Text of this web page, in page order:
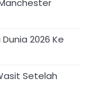
2026 Ke
Setelah